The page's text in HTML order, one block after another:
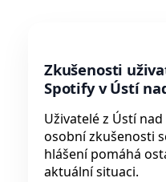
Zkušenosti
Spotify v Ústí
Uživatelé z Ústí
osobní zkušenosti
hlášení pomáhá
aktuální situaci.